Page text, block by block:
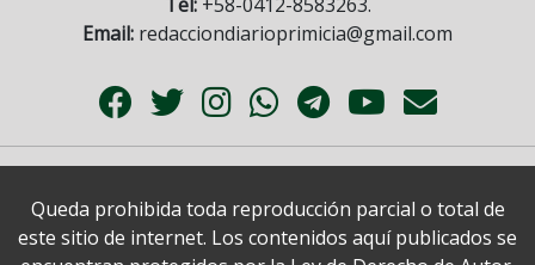
Email: redacciondiarioprimicia@gmail.com
Queda prohibida toda reproducción parcial o total de
este sitio de internet. Los contenidos aquí publicados se